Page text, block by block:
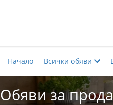
Начало Всички обяви
Обяви за